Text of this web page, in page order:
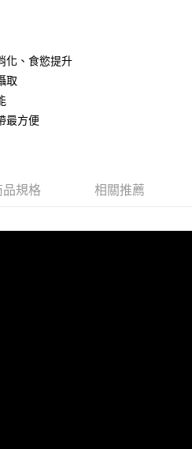
品或服務，並由商店將買賣／分期付款
用本公司帳單繳交帳款。
予台灣大哥大進項蒐集、處理及利用，
資料之確認、核對及更正。
結：https://oppay.tw/userRule
擊此簡訊中的連結，可透過四大超商／
刻繳費，但若您需要取消訂單，請聯絡
之訂單仍視為有效，需透過AFTEE先享
付 」之結帳頁面顯示為準，若有關於
等相關疑問，請聯繫「AFTEE先享後付
support/home
以下網址：
)免運費
化、食慾提升
取
最方便
品規格 相關推薦